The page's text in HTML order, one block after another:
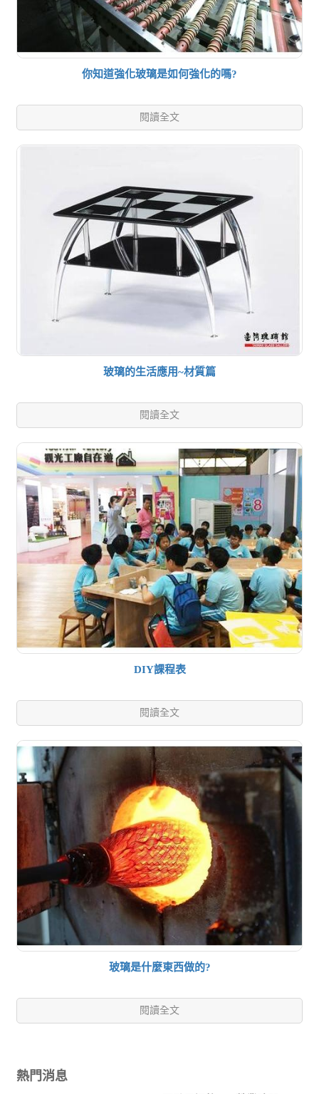
你知道強化玻璃是如何強化的嗎?
閱讀全文
玻璃的生活應用~材質篇
閱讀全文
DIY課程表
閱讀全文
玻璃是什麼東西做的?
閱讀全文
熱門消息